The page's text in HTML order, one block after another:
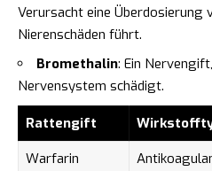
Verursacht eine Überdosierung
Nierenschäden führt.
Bromethalin: Ein
Nervensystem schädigt.
Rattengift
Warfarin